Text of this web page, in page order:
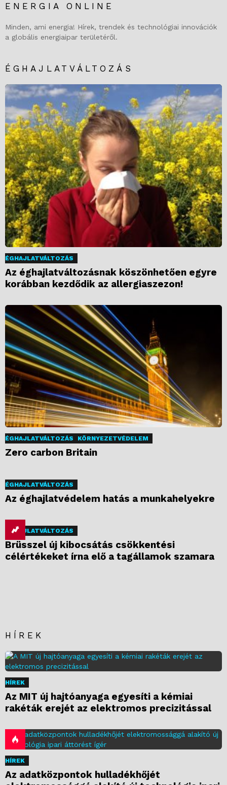
ENERGIA ONLINE
Minden, ami energia! Hírek, trendek és technológiai innovációk
a globális energiaipar területéről.
ÉGHAJLATVÁLTOZÁS
ÉGHAJLATVÁLTOZÁS
Az éghajlatváltozásnak köszönhetően egyre
korábban kezdődik az allergiaszezon!
ÉGHAJLATVÁLTOZÁS KÖRNYEZETVÉDELEM
Zero carbon Britain
ÉGHAJLATVÁLTOZÁS
Az éghajlatvédelem hatás a munkahelyekre
ÉGHAJLATVÁLTOZÁS
Brüsszel új kibocsátás csökkentési
célértékeket írna elő a tagállamok szamara
HÍREK
HÍREK
Az MIT új hajtóanyaga egyesíti a kémiai
rakéták erejét az elektromos precizitással
HÍREK
Az adatközpontok hulladékhőjét